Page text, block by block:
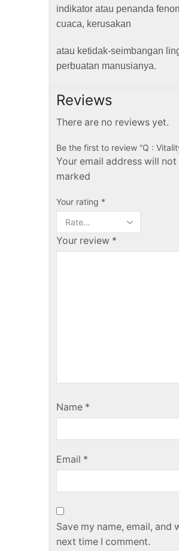
indikator atau penanda
cuaca, kerusakan
atau ketidak-seimbangan
perbuatan manusianya.
Reviews
There are no reviews yet.
Be the first to review “Q :
Your email address will
marked
Your rating *
Your review *
Name *
Email *
Save my name, email,
next time I comment.